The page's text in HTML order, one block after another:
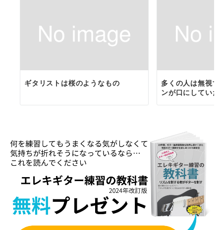
ギタリストは桜のようなもの
多くの人は無視
ンが口にしてい